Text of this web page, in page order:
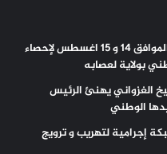
كيفه/ تحديد يومي الجمعة و السبت الموافق 14 و 15 اغسطس لإحصاء
بولاية لعصابه
الغزواني يهنئ الرئيس
الوطني
إجرامية لتهريب و ترويج